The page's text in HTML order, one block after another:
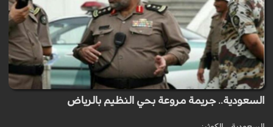
السعودية.. جريمة مروعة بحي النظيم بالرياض